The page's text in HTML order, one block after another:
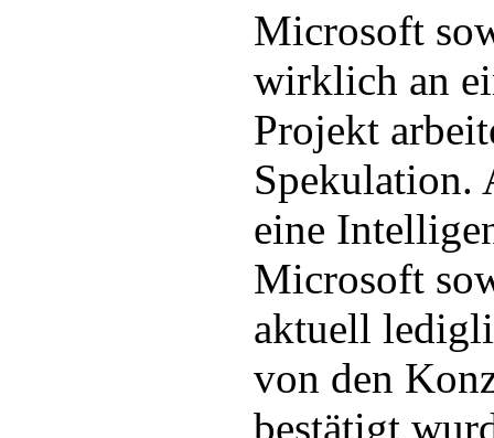
Microsoft
wirklich an
Projekt
Spekulation.
eine
Microsoft
aktuell
von den
bestätigt